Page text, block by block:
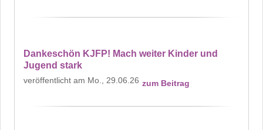
Dankeschön KJFP! Mach weiter Kinder und
Jugend stark
Mo., 29.06.26 zum Beitrag